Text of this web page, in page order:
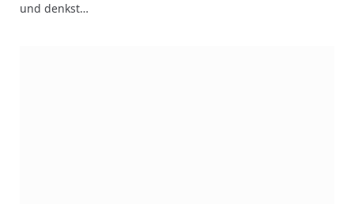
und denkst…